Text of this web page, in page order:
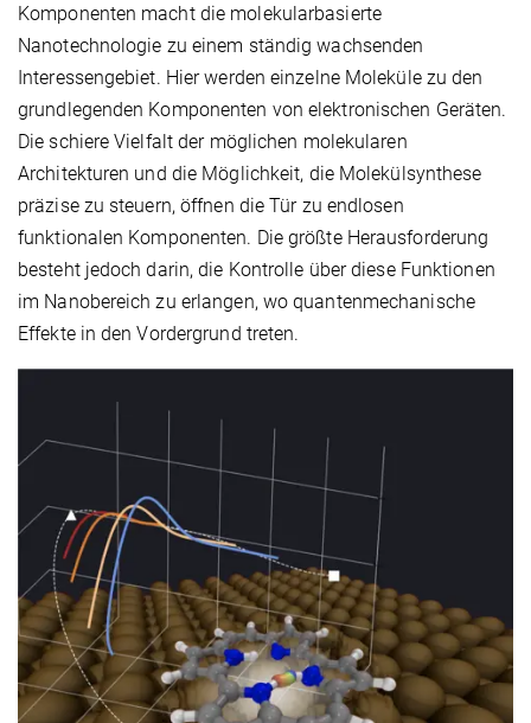
Komponenten macht die molekularbasierte
Nanotechnologie zu einem ständig wachsenden
Interessengebiet. Hier werden einzelne Moleküle zu den
grundlegenden Komponenten von elektronischen Geräten.
Die schiere Vielfalt der möglichen molekularen
Architekturen und die Möglichkeit, die Molekülsynthese
präzise zu steuern, öffnen die Tür zu endlosen
funktionalen Komponenten. Die größte Herausforderung
besteht jedoch darin, die Kontrolle über diese Funktionen
im Nanobereich zu erlangen, wo quantenmechanische
Effekte in den Vordergrund treten.